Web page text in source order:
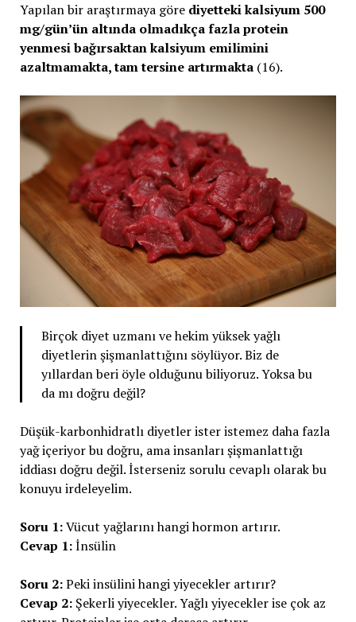
Yapılan bir araştırmaya göre diyetteki kalsiyum 500
mg/gün’ün altında olmadıkça fazla protein
yenmesi bağırsaktan kalsiyum emilimini
azaltmamakta, tam tersine artırmakta(16).
Birçok diyet uzmanı ve hekim yüksek yağlı
diyetlerin şişmanlattığını söylüyor. Biz de
yıllardan beri öyle olduğunu biliyoruz. Yoksa bu
da mı doğru değil?
Düşük-karbonhidratlı diyetler ister istemez daha fazla
yağ içeriyor bu doğru, ama insanları şişmanlattığı
iddiası doğru değil. İsterseniz sorulu cevaplı olarak bu
konuyu irdeleyelim.
Soru 1:Vücut yağlarını hangi hormon artırır.
Cevap 1:İnsülin
Soru 2:Peki insülini hangi yiyecekler artırır?
Cevap 2:Şekerli yiyecekler. Yağlı yiyecekler ise çok az